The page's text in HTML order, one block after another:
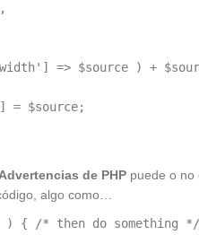
,
=> $source ) +
] = $source;
de PHP puede o no
algo como…
) { /* then do something